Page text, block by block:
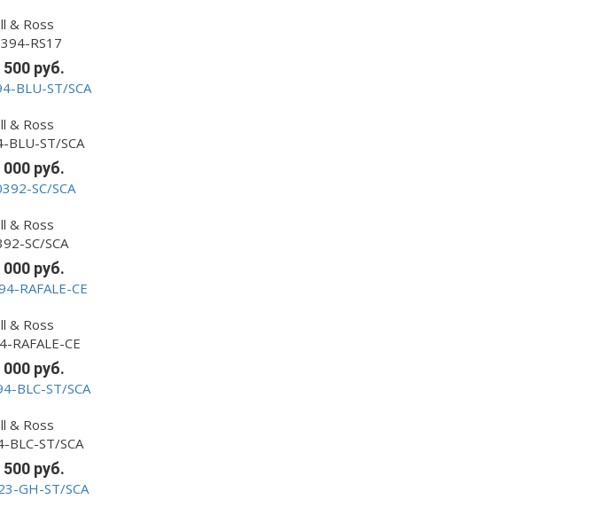
& Ross
RS17
500 руб.
& Ross
BLU-ST/SCA
000 руб.
& Ross
SC/SCA
000 руб.
& Ross
RAFALE-CE
000 руб.
& Ross
BLC-ST/SCA
500 руб.